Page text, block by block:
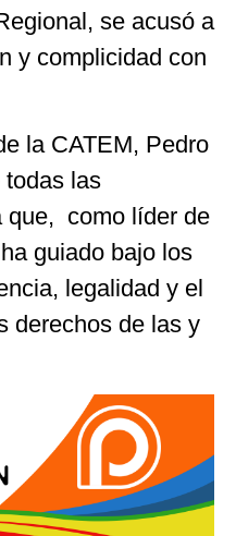
se acusó a
y complicidad con
la CATEM, Pedro
las
que, como líder de
guiado bajo los
legalidad y el
derechos de las y